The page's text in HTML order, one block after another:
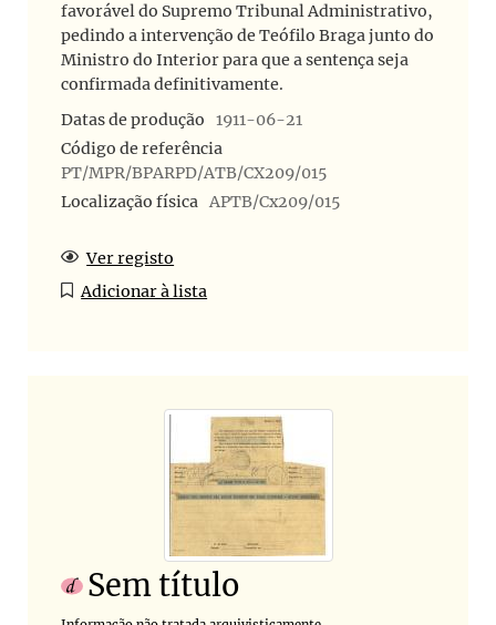
favorável do Supremo Tribunal Administrativo,
pedindo a intervenção de Teófilo Braga junto do
Ministro do Interior para que a sentença seja
confirmada definitivamente.
Datas de produção
1911-06-21
Código de referência
PT/MPR/BPARPD/ATB/CX209/015
Localização física APTB/Cx209/015
Ver registo
Adicionar à lista
Sem título